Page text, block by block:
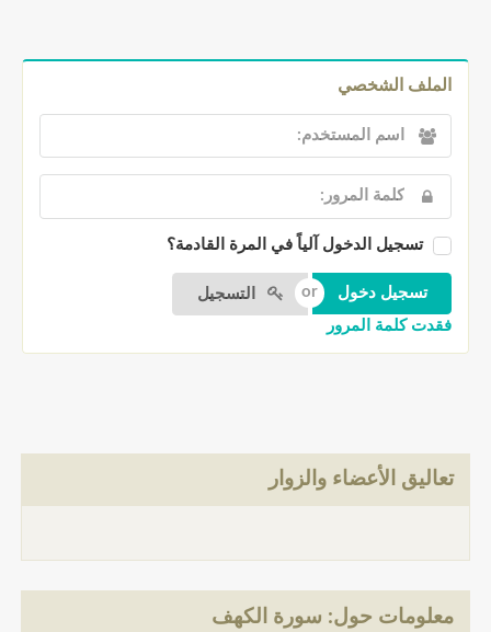
الملف الشخصي
تسجيل الدخول آلياً في المرة القادمة؟
التسجيل
فقدت كلمة المرور
تعاليق الأعضاء والزوار
معلومات حول: سورة الكهف